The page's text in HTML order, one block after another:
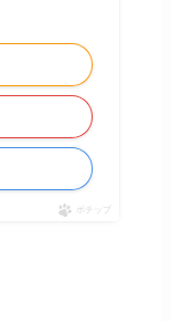
ポチップ